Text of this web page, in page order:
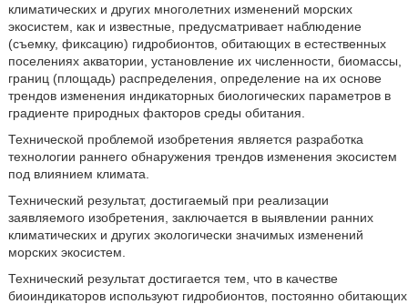
климатических и других многолетних изменений морских
экосистем, как и известные, предусматривает наблюдение
(съемку, фиксацию) гидробионтов, обитающих в естественных
поселениях акватории, установление их численности, биомассы,
границ (площадь) распределения, определение на их основе
трендов изменения индикаторных биологических параметров в
градиенте природных факторов среды обитания.
Технической проблемой изобретения является разработка
технологии раннего обнаружения трендов изменения экосистем
под влиянием климата.
Технический результат, достигаемый при реализации
заявляемого изобретения, заключается в выявлении ранних
климатических и других экологически значимых изменений
морских экосистем.
Технический результат достигается тем, что в качестве
биоиндикаторов используют гидробионтов, постоянно обитающих